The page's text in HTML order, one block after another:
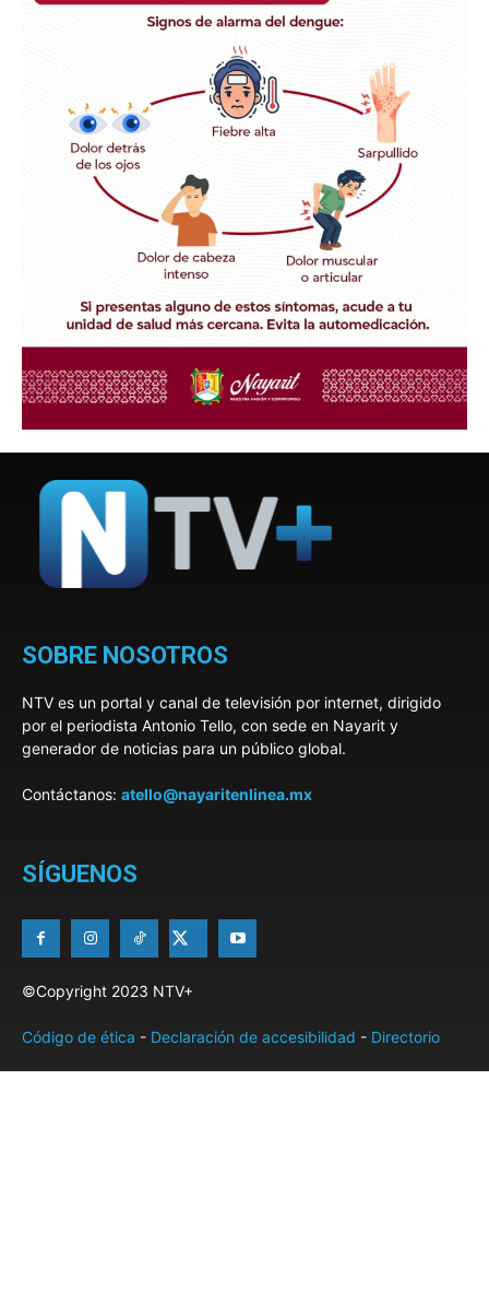
SOBRE NOSOTROS
NTV es un portal y canal de televisión por internet, dirigido
por el periodista Antonio Tello, con sede en Nayarit y
generador de noticias para un público global.
Contáctanos: atello@nayaritenlinea.mx
SÍGUENOS
©Copyright 2023 NTV+
Código de ética - Declaración de accesibilidad - Directorio